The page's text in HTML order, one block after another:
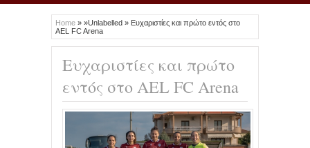
Home » »Unlabelled » Ευχαριστίες και πρώτο εντός στο
AEL FC Arena
Ευχαριστίες και πρώτο
εντός στο AEL FC Arena